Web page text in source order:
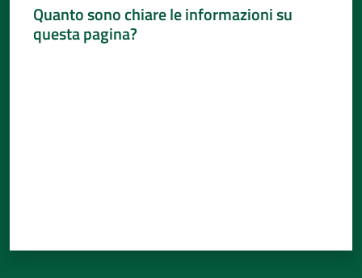
Quanto sono chiare le informazioni su
questa pagina?